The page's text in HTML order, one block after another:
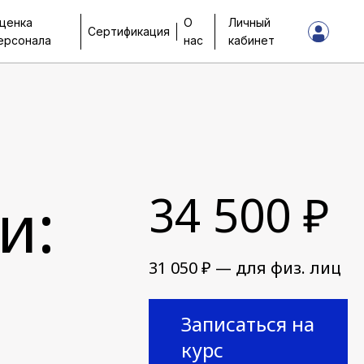
Сертификация
О
нас
Личный
кабинет
34 500 ₽
31 050 ₽ — для физ. лиц
Записаться на
курс